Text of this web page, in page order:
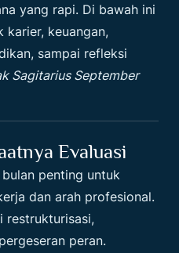
yang rapi. Di bawah ini
karier, keuangan,
sampai refleksi
Sagitarius September
Evaluasi
penting untuk
dan arah profesional.
restrukturisasi,
peran.